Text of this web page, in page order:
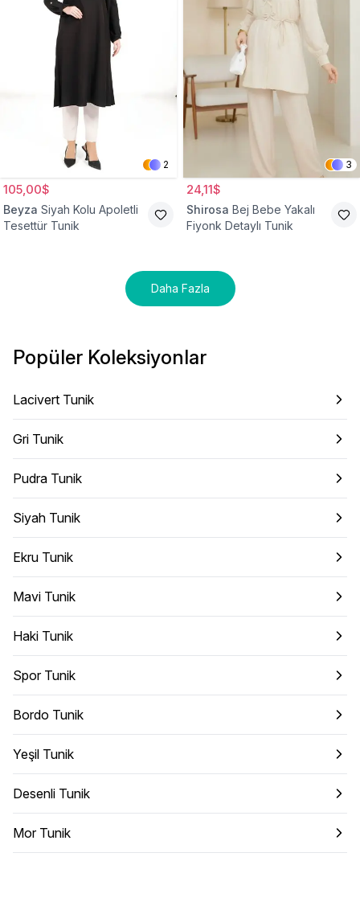
2
105,00$
Beyza Siyah Kolu Apoletli
Tesettür Tunik
3
24,11$
Shirosa Bej Bebe Yakalı
Fiyonk Detaylı Tunik
Daha Fazla
Popüler Koleksiyonlar
Lacivert Tunik
Gri Tunik
Pudra Tunik
Siyah Tunik
Ekru Tunik
Mavi Tunik
Haki Tunik
Spor Tunik
Bordo Tunik
Yeşil Tunik
Desenli Tunik
Mor Tunik